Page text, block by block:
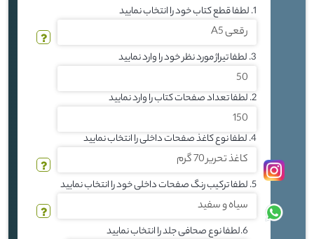
1. لطفا قطع کتاب خود را انتخاب نمایید
3. لطفا تیراژ مورد نظر خود را وارد نمایید
2. لطفا تعداد صفحات کتاب را وارد نمایید
4. لطفا نوع کاغذ صفحات داخلی را انتخاب نمایید
5. لطفا ترکیب رنگ صفحات داخلی خود را انتخاب نمایید
6.لطفا نوع صحافی جلد را انتخاب نمایید